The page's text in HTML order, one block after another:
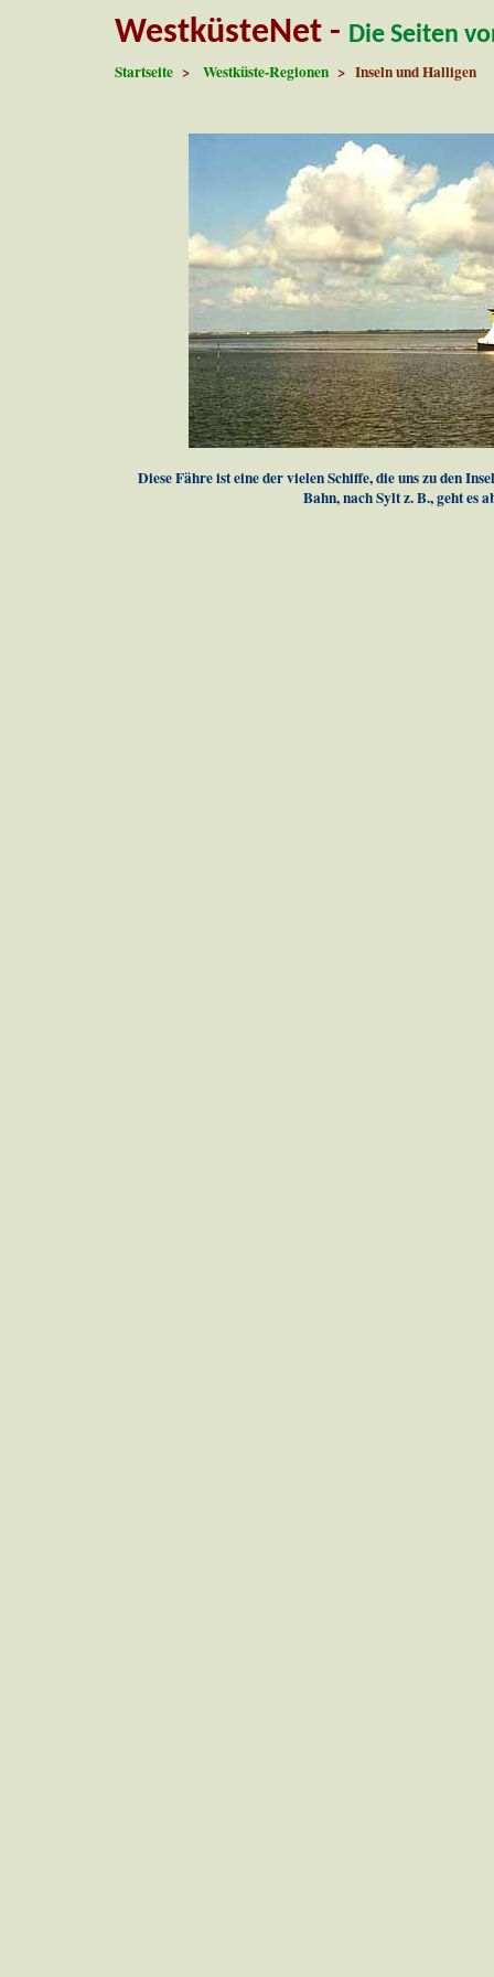
WestküsteNet - Die Seiten
Startseite >Westküste-Regionen > Inseln und Halligen
Diese Fähre ist eine der vielen Schiffe, die uns zu den
Bahn, nach Sylt z. B., geht es